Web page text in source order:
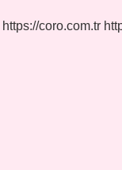
https://coro.com.tr